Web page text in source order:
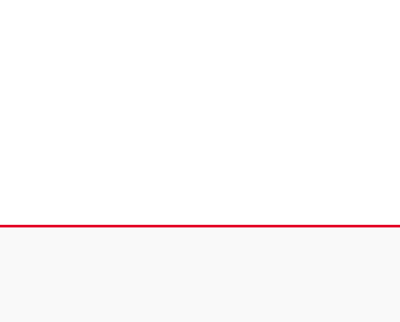
110 7 places